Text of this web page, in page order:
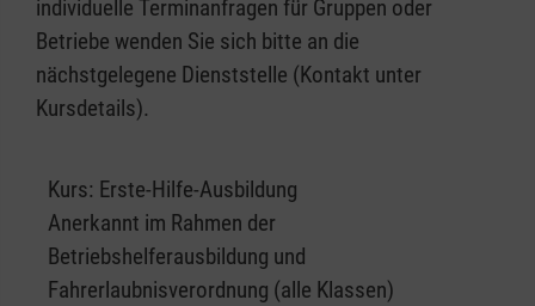
individuelle Terminanfragen für Gruppen oder
Betriebe wenden Sie sich bitte an die
nächstgelegene Dienststelle (Kontakt unter
Kursdetails).
Kurs: Erste-Hilfe-Ausbildung
Anerkannt im Rahmen der
Betriebshelferausbildung und
Fahrerlaubnisverordnung (alle Klassen)